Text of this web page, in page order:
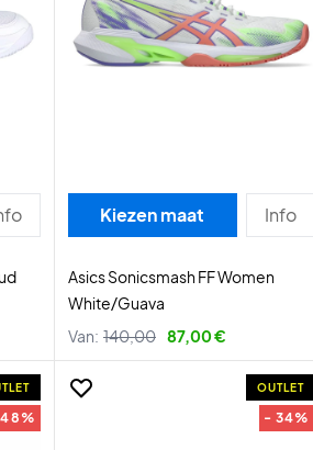
Kiezen maat Info
Asics Sonicsmash FF Women
White/Guava
Van: 140,00 87,00 €
OUTLET
- 34%